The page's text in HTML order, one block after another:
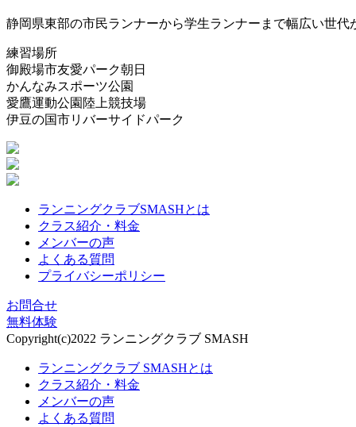
静岡県東部の市民ランナーから学生ランナーまで幅広い世
練習場所
御殿場市友愛パーク朝日
かんなみスポーツ公園
愛鷹運動公園陸上競技場
伊豆の国市リバーサイドパーク
ランニングクラブSMASHとは
クラス紹介・料金
メンバーの声
よくある質問
プライバシーポリシー
お問合せ
無料体験
Copyright(c)2022 ランニングクラブ SMASH
ランニングクラブ SMASHとは
クラス紹介・料金
メンバーの声
よくある質問